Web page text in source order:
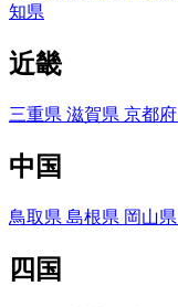
知県
近畿
三重県 滋賀県 京都府
中国
鳥取県 島根県 岡山県
四国